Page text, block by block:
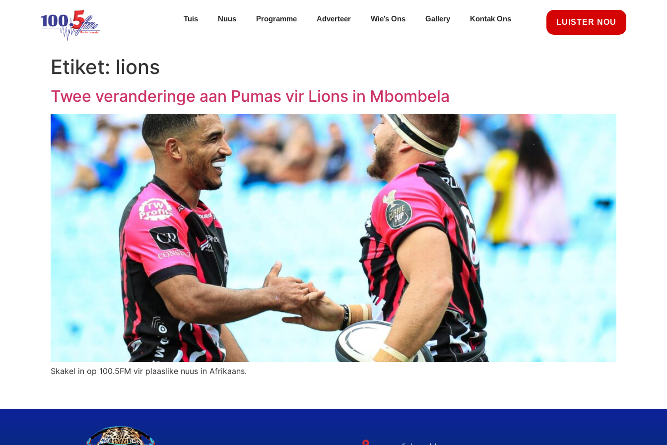
Tuis Nuus Programme Adverteer Wie’s Ons Gallery Kontak Ons LUISTER NOU
Etiket: lions
Twee veranderinge aan Pumas vir Lions in Mbombela
Skakel in op 100.5FM vir plaaslike nuus in Afrikaans.